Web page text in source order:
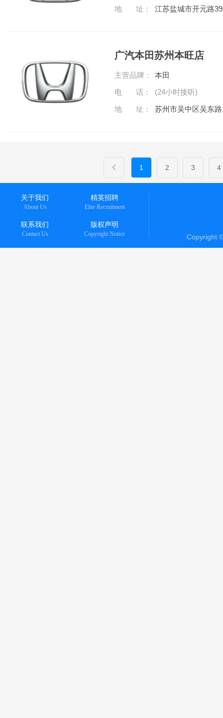
地 址： 江苏盐城市开元路
广汽本田苏州本旺店
主营品牌：
本田
电 话：
(24小时接听)
地 址：
苏州市吴中区吴东
1 2 3 4
关于我们
About Us
精英招聘
Elite Recruitment
联系我们
Contact Us
版权声明
Copyright Notice Copyright